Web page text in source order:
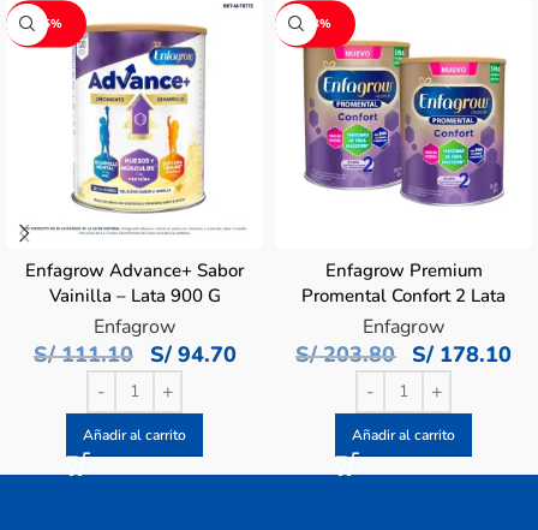
-15%
Enfagrow Advance+ Sabor
Vainilla – Lata 900 G
Enfagrow
S/111.10 S/94.70
Añadir al carrito
-13%
Enfagrow Premium
Promental Confort 2 Lata
800 G – Duopack
Enfagrow
S/203.80 S/ 178.10
Añadir al carrito